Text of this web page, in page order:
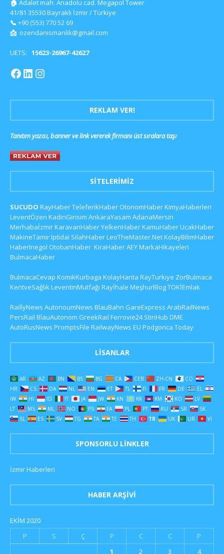
🏠 Adalet mah. Anadolu cad. Megapol Tower
41/81 35530 Bayraklı İzmir / Türkiye
📞 +90 (553) 770 52 69
📩 ozendanismanlik@gmail.com
UETS: 15623-26967-42627
REKLAM VER!
Tanıtım yazısı, banner ve link vererek firmanı üst sıralara taşı
SITELERIMIZ
SUCUDO RayHaberTeleferikHaber OtonomHaberKimyaHaberleri
LeventÖzen KadinGirisim AnkaraYasam AdanaMersin
MerhabaİzmirKaravanHaberYelkenHaberKamuHaberUcakHaber
MakineTamirIptidai SilahHaberLeoTheMaster.NetKolayBilimHaber
HaberInegol OtobanHaber KiraHaberAEYMarkaHikayeleri
BulmacaHaber
BulmacaCevap KomikKurbaga KolayHarita RayTurkiye ZorBulmaca
KentveSağlıkLeventinMutfağı Rayİhale MeşhurBlogTOKİEmlak
RaillyNews AutonoumNews BlauBahn GareExpress ArabRailNews
PersRail BlauAutonom GreekRail Ferrovie24 StiriHub DME
AutoRusNews PromptsFile RailwayNews EU Podgorica Today
LISANLAR
AR AZ BN BS BG CA CEB ZH-CN
CO
HR
CS DA NL EN ET TL FI FR DE
EL
IW
HI ID IT JA JW KN KK KM KO
LV
LT
MS ML NO PS FA PL PT RU SR
SK
SL
ES SV TG TA TE TH TR UK UR VI
SPONSORLU LINKLER
İzmir Haberleri
HABER ARŞIVI
EKIM 2020
P
S Ç P C C
P
1
2 3 4